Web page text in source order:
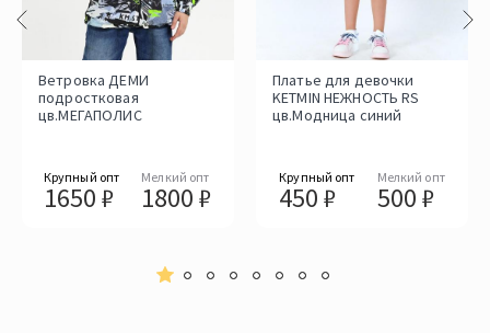
Ветровка ДЕМИ
подростковая
цв.МЕГАПОЛИС
Крупный опт
1650 ₽
Мелкий опт
1800 ₽
Платье для девочки
KETMIN НЕЖНОСТЬ RS
цв.Модница синий
Крупный опт
450 ₽
Мелкий опт
500 ₽